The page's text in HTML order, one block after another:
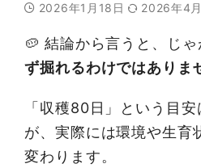
2026年1月18日 2026年4
🥔 結論から言うと、じゃ
ず掘れるわけではありま
「収穫80日」という目
が、実際には環境や生育
変わります。